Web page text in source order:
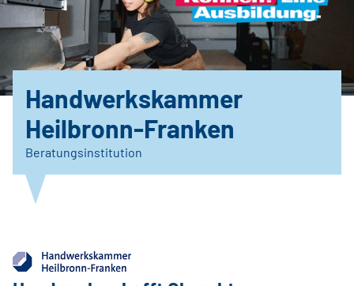
Handwerkskammer
Heilbronn-Franken
Beratungsinstitution